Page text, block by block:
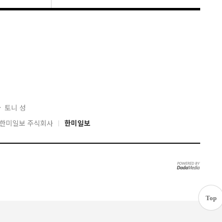
Top
토니 성
미일보 주식회사
한미일보